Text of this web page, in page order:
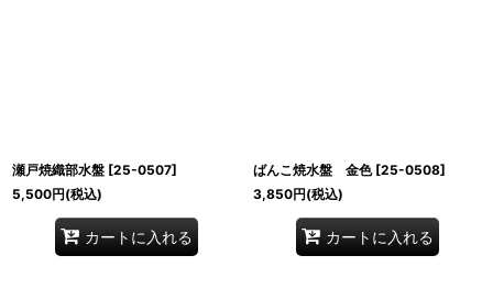
瀬戸焼織部水盤 [25-0507]
5,500円(税込)
カートに入れる
ばんこ焼水盤 金色 [25-0508]
3,850円(税込)
カートに入れる